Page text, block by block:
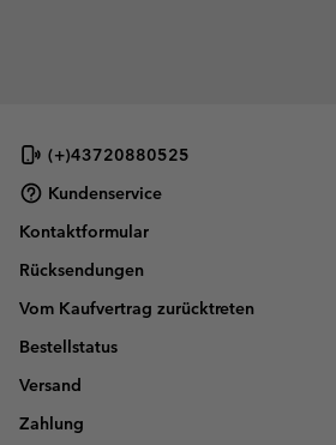
(+)43720880525
Kundenservice
Kontaktformular
Rücksendungen
Vom Kaufvertrag zurücktreten
Bestellstatus
Versand
Zahlung